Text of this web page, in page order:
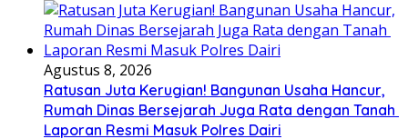
Agustus 8, 2026
Ratusan Juta Kerugian! Bangunan Usaha Hancur,
Rumah Dinas Bersejarah Juga Rata dengan Tanah
Laporan Resmi Masuk Polres Dairi